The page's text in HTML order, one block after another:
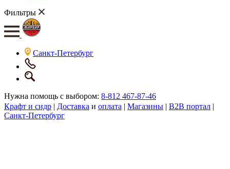
Фильтры
Санкт-Петербург
Нужна помощь с выбором: 8-812 467-87-46
Крафт и сидр | Доставка и оплата | Магазины | B2B портал |
Санкт-Петербург